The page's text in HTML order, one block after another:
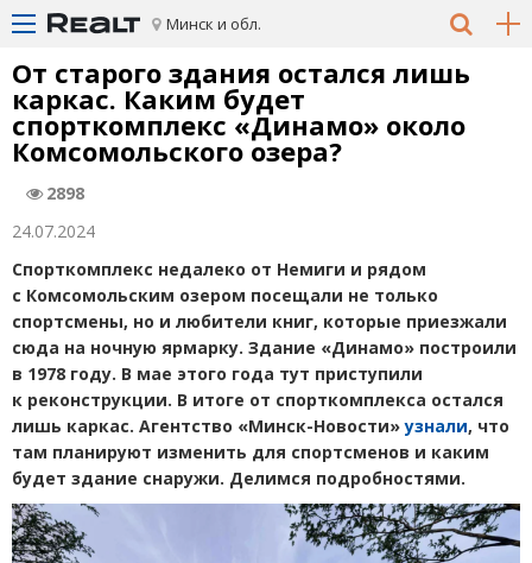
Минск и обл.
От старого здания остался лишь
каркас. Каким будет
спорткомплекс «Динамо» около
Комсомольского озера?
2898
24.07.2024
Спорткомплекс недалеко от Немиги и рядом
с Комсомольским озером посещали не только
спортсмены, но и любители книг, которые приезжали
сюда на ночную ярмарку. Здание «Динамо» построили
в 1978 году. В мае этого года тут приступили
к реконструкции. В итоге от спорткомплекса остался
лишь каркас. Агентство «Минск-Новости»узнали, что
там планируют изменить для спортсменов и каким
будет здание снаружи. Делимся подробностями.